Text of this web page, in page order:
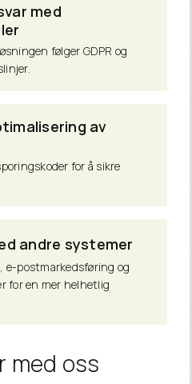
med
følger GDPR og
av
for å sikre
andre systemer
e-postmarkedsføring og
for en mer helhetlig
med oss